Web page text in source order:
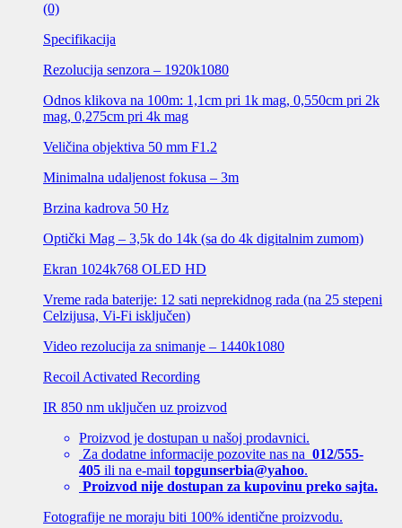
(0)
Specifikacija
Rezolucija senzora – 1920k1080
Odnos klikova na 100m: 1,1cm pri 1k mag, 0,550cm pri 2k
mag, 0,275cm pri 4k mag
Veličina objektiva 50 mm F1.2
Minimalna udaljenost fokusa – 3m
Brzina kadrova 50 Hz
Optički Mag – 3,5k do 14k (sa do 4k digitalnim zumom)
Ekran 1024k768 OLED HD
Vreme rada baterije: 12 sati neprekidnog rada (na 25 stepeni
Celzijusa, Vi-Fi isključen)
Video rezolucija za snimanje – 1440k1080
Recoil Activated Recording
IR 850 nm uključen uz proizvod
Proizvod je dostupan u našoj prodavnici.
Za dodatne informacije pozovite nas na 012/555-
405 ili na e-mail topgunserbia@yahoo.
Proizvod nije dostupan za kupovinu preko sajta.
Fotografije ne moraju biti 100% identične proizvodu.